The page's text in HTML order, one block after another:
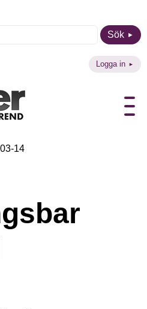
Sök
Logga in
14